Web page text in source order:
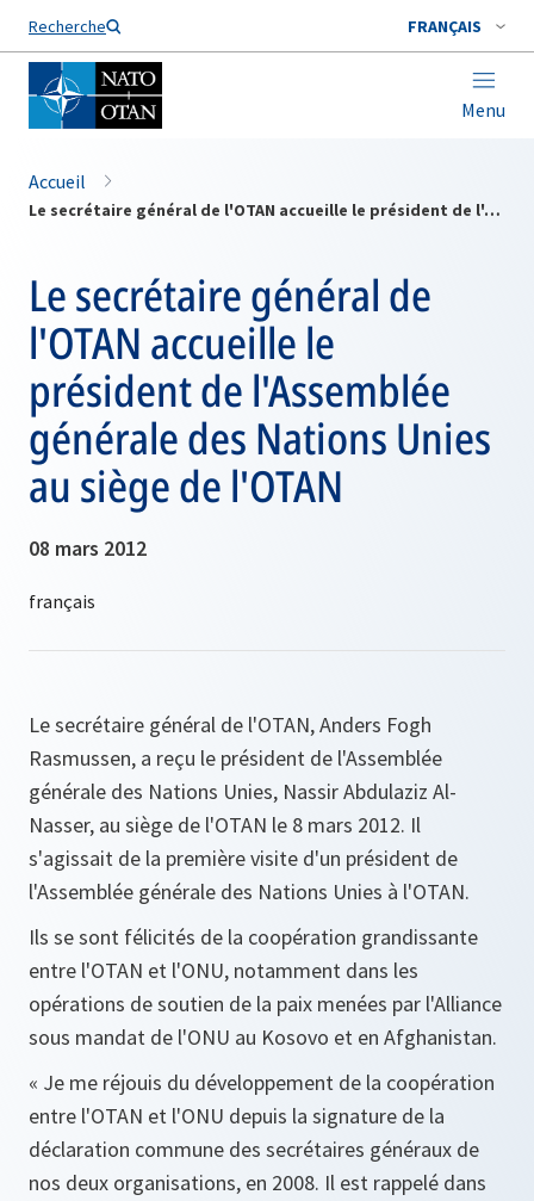
Recherche FRANÇAIS
Menu
Nom de famille*
Accueil
Le secrétaire général de l'OTAN accueille le président de l'Assemblée générale des Nations Unies au siège de l'OTAN
Le secrétaire général de
l'OTAN accueille le
président de l'Assemblée
générale des Nations Unies
au siège de l'OTAN
08 mars 2012
Le secrétaire général de l'OTAN, Anders Fogh
Rasmussen, a reçu le président de l'Assemblée
générale des Nations Unies, Nassir Abdulaziz Al-
Nasser, au siège de l'OTAN le 8 mars 2012. Il
s'agissait de la première visite d'un président de
l'Assemblée générale des Nations Unies à l'OTAN.
Ils se sont félicités de la coopération grandissante
entre l'OTAN et l'ONU, notamment dans les
opérations de soutien de la paix menées par l'Alliance
sous mandat de l'ONU au Kosovo et en Afghanistan.
« Je me réjouis du développement de la coopération
entre l'OTAN et l'ONU depuis la signature de la
déclaration commune des secrétaires généraux de
nos deux organisations, en 2008. Il est rappelé dans